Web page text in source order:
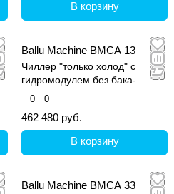
В корзину
Ballu Machine BMCA 13
Чиллер "только холод" с
гидромодулем без бака-
аккумулятора
0 0
462 480 руб.
В корзину
Ballu Machine BMCA 33